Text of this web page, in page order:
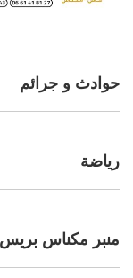
حوادث و جرائم
رياضة
منبر مكناس بريس